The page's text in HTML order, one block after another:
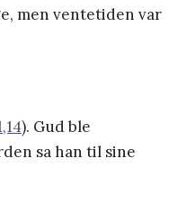
men ventetiden var
). Gud ble
sa han til sine